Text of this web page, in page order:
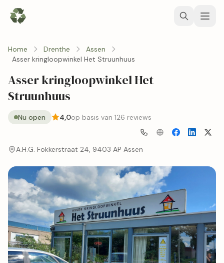
Home Drenthe
Assen
Asser kringloopwinkel Het Struunhuus
Asser kringloopwinkel Het
Struunhuus
Nu open 4,0op basis van 126 reviews
A.H.G. Fokkerstraat 24, 9403 AP Assen